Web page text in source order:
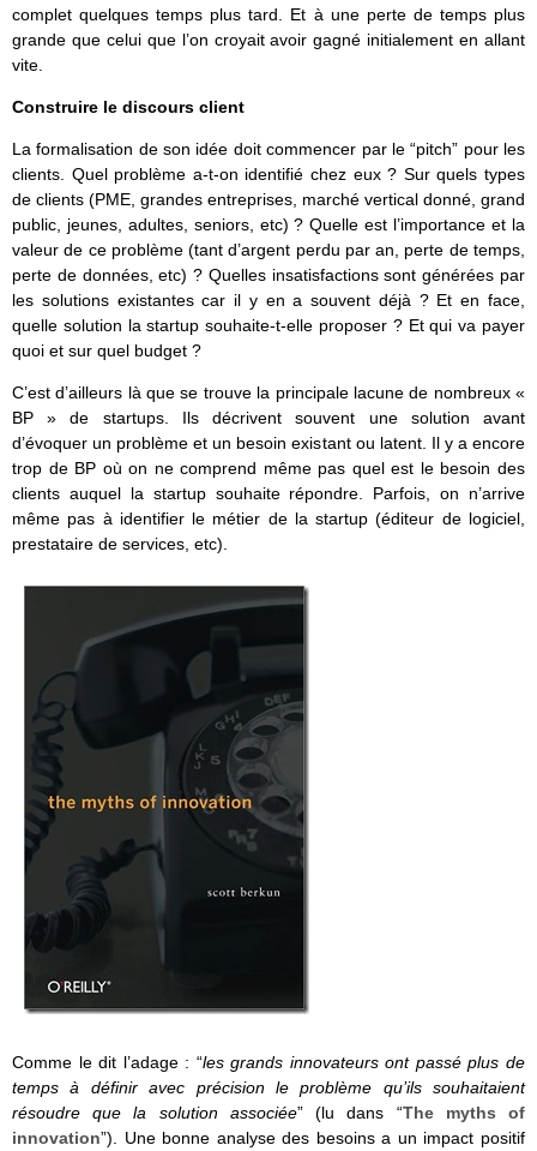
complet quelques temps plus tard. Et à une perte de temps plus
grande que celui que l’on croyait avoir gagné initialement en allant
vite.
Construire le discours client
La formalisation de son idée doit commencer par le “pitch” pour les
clients. Quel problème a-t-on identifié chez eux ? Sur quels types
de clients (PME, grandes entreprises, marché vertical donné, grand
public, jeunes, adultes, seniors, etc) ? Quelle est l’importance et la
valeur de ce problème (tant d’argent perdu par an, perte de temps,
perte de données, etc) ? Quelles insatisfactions sont générées par
les solutions existantes car il y en a souvent déjà ? Et en face,
quelle solution la startup souhaite-t-elle proposer ? Et qui va payer
quoi et sur quel budget ?
C’est d’ailleurs là que se trouve la principale lacune de nombreux «
BP » de startups. Ils décrivent souvent une solution avant
d’évoquer un problème et un besoin existant ou latent. Il y a encore
trop de BP où on ne comprend même pas quel est le besoin des
clients auquel la startup souhaite répondre. Parfois, on n’arrive
même pas à identifier le métier de la startup (éditeur de logiciel,
prestataire de services, etc).
Comme le dit l’adage : “les grands innovateurs ont passé plus de
temps à définir avec précision le problème qu’ils souhaitaient
résoudre que la solution associée” (lu dans “The myths of
innovation”). Une bonne analyse des besoins a un impact positif